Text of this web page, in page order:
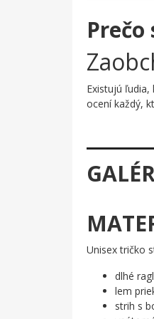
Existujú
ocení každý,
Grafika
ho dopĺňajú
Komu
🔥
💡
🖤
✨ Tým,
Unisex tričko
dlhé
lem
strih s